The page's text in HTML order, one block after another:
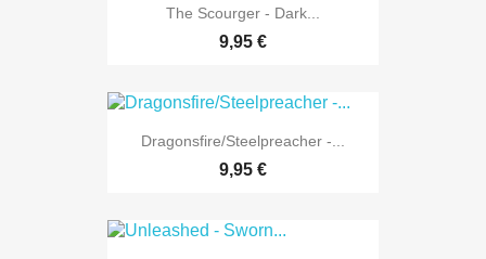
The Scourger - Dark...
9,95 €
Dragonsfire/Steelpreacher -...
9,95 €